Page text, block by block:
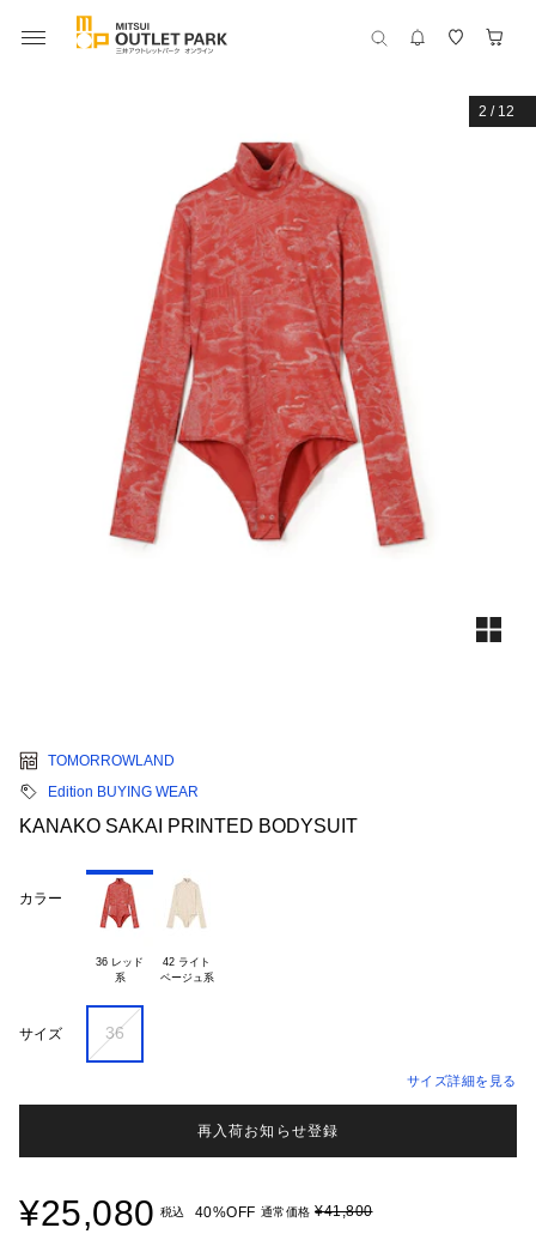
2 / 12
TOMORROWLAND
Edition BUYING WEAR
KANAKO SAKAI PRINTED BODYSUIT
カラー
36 レッド
系
42 ライト
ベージュ系
サイズ 36
サイズ詳細を見る
再入荷お知らせ登録
¥25,080 税込 40%OFF 通常価格 ¥41,800